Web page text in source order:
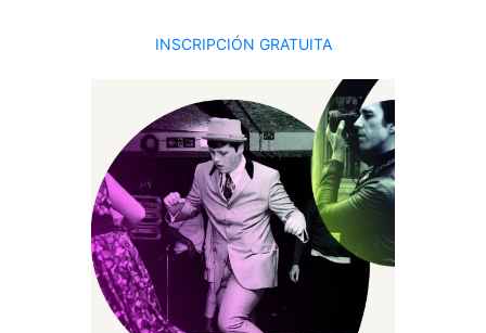
INSCRIPCIÓN GRATUITA